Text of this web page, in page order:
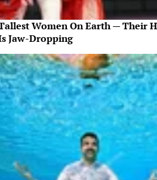
Women On Earth — Their
Jaw-Dropping